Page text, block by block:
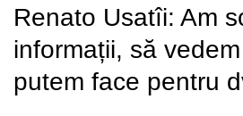
Renato Usatîi: Am
informații, să
putem face pentru